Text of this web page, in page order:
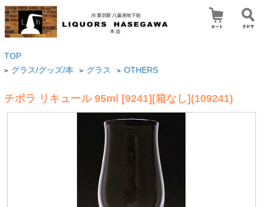
TOP
> グラス/グッズ/本 > グラス > OTHERS
チポラ リキュール 95ml [9241][箱なし](109241)